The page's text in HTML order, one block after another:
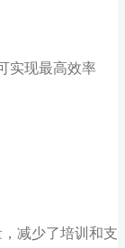
实现最高效率
减少了培训和支